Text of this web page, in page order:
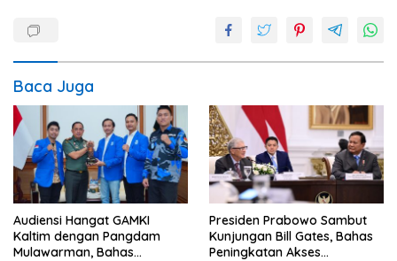
Baca Juga
Audiensi Hangat GAMKI
Kaltim dengan Pangdam
Mulawarman, Bahas
Presiden Prabowo Sambut
Kunjungan Bill Gates, Bahas
Peningkatan Akses